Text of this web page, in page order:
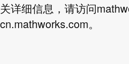
关详细信息，请访问
cn.mathworks.com。